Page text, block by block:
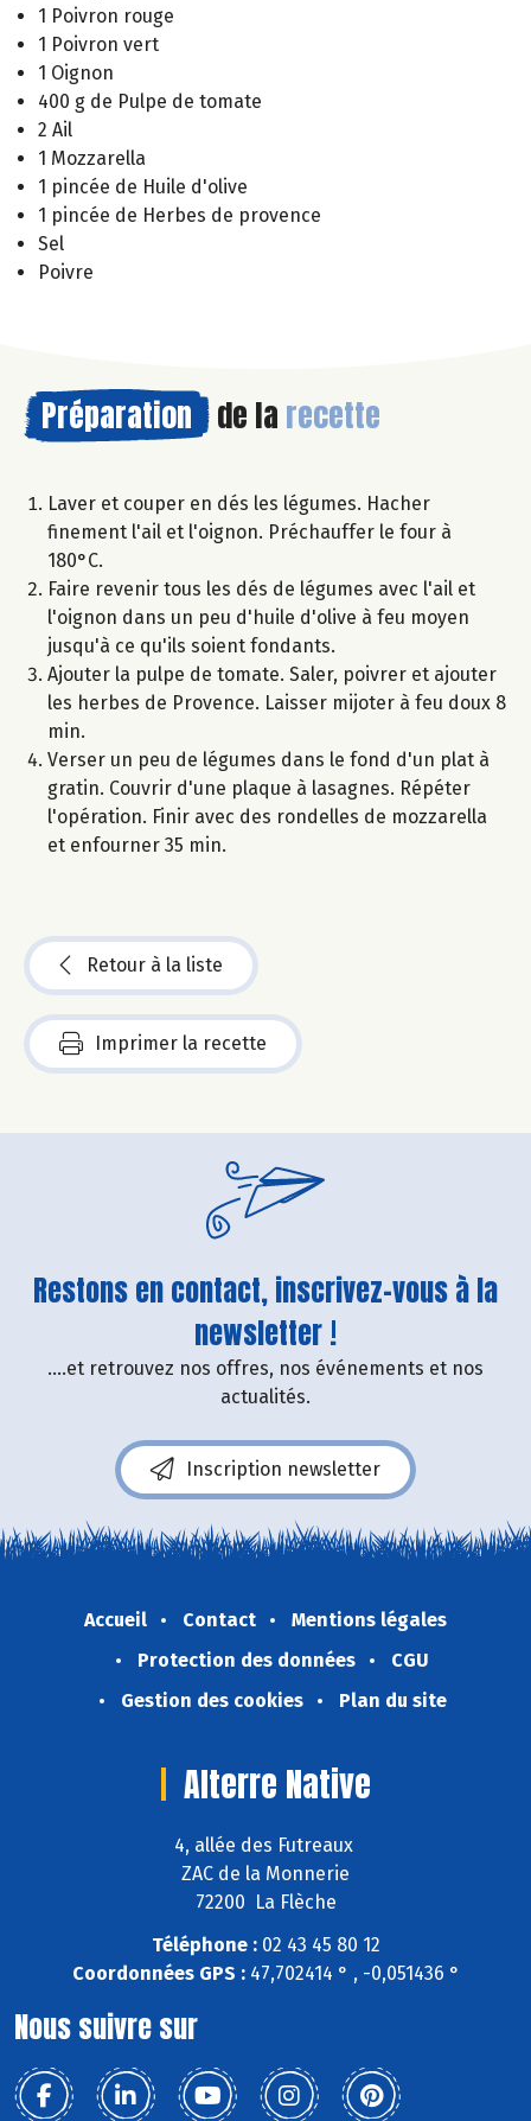
1 Poivron rouge
1 Poivron vert
1 Oignon
400 g de Pulpe de tomate
2 Ail
1 Mozzarella
1 pincée de Huile d'olive
1 pincée de Herbes de provence
Sel
Poivre
Préparation de la recette
Laver et couper en dés les légumes. Hacher
finement l'ail et l'oignon. Préchauffer le four à
180°C.
Faire revenir tous les dés de légumes avec l'ail et
l'oignon dans un peu d'huile d'olive à feu moyen
jusqu'à ce qu'ils soient fondants.
Ajouter la pulpe de tomate. Saler, poivrer et ajouter
les herbes de Provence. Laisser mijoter à feu doux 8
min.
Verser un peu de légumes dans le fond d'un plat à
gratin. Couvrir d'une plaque à lasagnes. Répéter
l'opération. Finir avec des rondelles de mozzarella
et enfourner 35 min.
Retour à la liste
Imprimer la recette
Restons en contact, inscrivez-vous à la
newsletter !
....et retrouvez nos offres, nos événements et nos
actualités.
Inscription newsletter
Accueil Contact
Mentions légales
Protection des données
CGU
Gestion des cookies
Plan du site
Alterre Native
4, allée des Futreaux
ZAC de la Monnerie
72200 La Flèche
Téléphone :02 43 45 80 12
Coordonnées GPS :47,702414 ° , -0,051436 °
Nous suivre sur